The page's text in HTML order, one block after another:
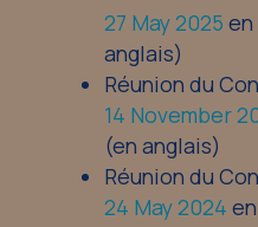
27 May 2025
anglais)
Réunion du
14 November
(en anglais)
Réunion du
24 May 2024